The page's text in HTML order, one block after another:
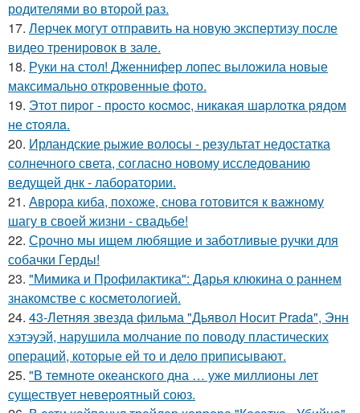
родителями во второй раз.
17. Лерчек могут отправить на новую экспертизу после
видео тренировок в зале.
18. Руки на стол! Дженнифер лопес выложила новые
максимально откровенные фото.
19. Этoт пиpoг - пpocтo кocмoc, никaкaя шapлoткa pядoм
не cтoялa.
20. Ирландские рыжие волосы - результат недостатка
солнечного света, согласно новому исследованию
ведущей днк - лаборатории.
21. Аврора киба, похоже, снова готовится к важному
шагу в своей жизни - свадьбе!
22. Срочно мы ищем любящие и заботливые ручки для
собачки Герды!
23. "Мимика и Профилактика": Дарья клюкина о раннем
знакомстве с косметологией.
24. 43-Летняя звезда фильма "Дьявол Носит Prada", Энн
хэтэуэй, нарушила молчание по поводу пластических
операций, которые ей то и дело приписывают.
25. "В темноте океанского дна … уже миллионы лет
существует невероятный союз.